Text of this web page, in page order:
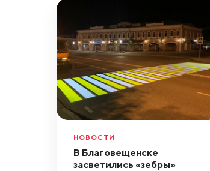
НОВОСТИ
В Благовещенске
засветились «зебры»